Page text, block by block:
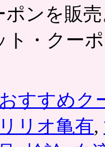
ポンを販
ト・クー
おすすめク
リリオ亀有,